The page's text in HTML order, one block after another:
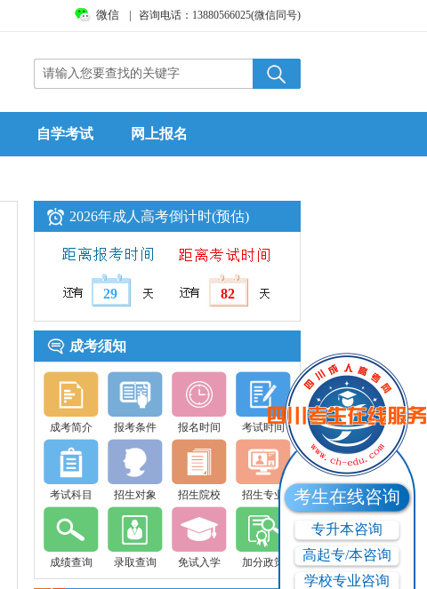
考生在线咨询
专升本咨询
高起专/本咨询
学校专业咨询
微信 | 咨询电话：13880566025(微信同号)
自学考试 网上报名
2026年成人高考倒计时(预估)
29 82
成考须知
成考简介 报考条件 报名时间 考试时间
考试科目 招生对象 招生院校 招生专业
成绩查询 录取查询 免试入学 加分政策